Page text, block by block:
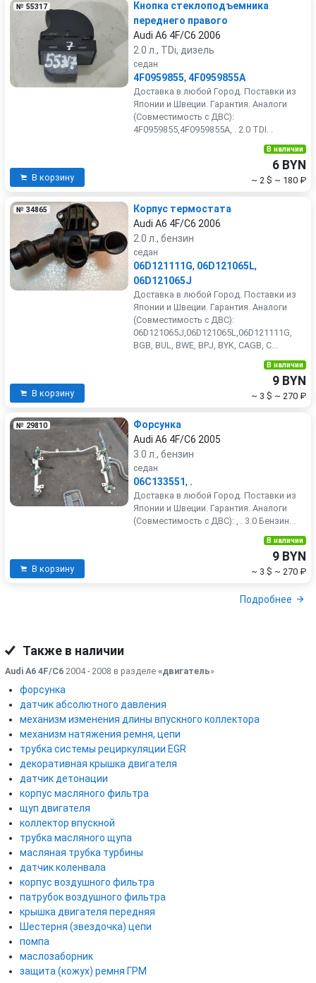
№ 55317
Кнопка стеклоподъемника
переднего правого
Audi A6 4F/C6 2006
2.0 л., TDi, дизель
седан
4F0959855, 4F0959855A
Доставка в любой Город. Поставки из
Японии и Швеции. Гарантия. Аналоги
(Совместимость с ДВС):
4F0959855,4F0959855A, . 2.0 TDI. .
В корзину
В наличии
6 BYN
~ 2 $ ~ 180 ₽
№ 34865
Корпус термостата
Audi A6 4F/C6 2006
2.0 л., бензин
седан
06D121111G, 06D121065L,
06D121065J
Доставка в любой Город. Поставки из
Японии и Швеции. Гарантия. Аналоги
(Совместимость с ДВС):
06D121065J,06D121065L,06D121111G,
BGB, BUL, BWE, BPJ, BYK, CAGB, C...
В корзину
В наличии
9 BYN
~ 3 $ ~ 270 ₽
№ 29810
Форсунка
Audi A6 4F/C6 2005
3.0 л., бензин
седан
06C133551, .
Доставка в любой Город. Поставки из
Японии и Швеции. Гарантия. Аналоги
(Совместимость с ДВС): , . 3.0 Бензин. .
В корзину
В наличии
9 BYN
~ 3 $ ~ 270 ₽
Подробнее
Также в наличии
Audi A6 4F/C6 2004 - 2008 в разделе «двигатель»
форсунка
датчик абсолютного давления
механизм изменения длины впускного коллектора
механизм натяжения ремня, цепи
трубка системы рециркуляции EGR
декоративная крышка двигателя
датчик детонации
корпус масляного фильтра
щуп двигателя
коллектор впускной
трубка масляного щупа
масляная трубка турбины
датчик коленвала
корпус воздушного фильтра
патрубок воздушного фильтра
крышка двигателя передняя
Шестерня (звездочка) цепи
помпа
маслозаборник
защита (кожух) ремня ГРМ